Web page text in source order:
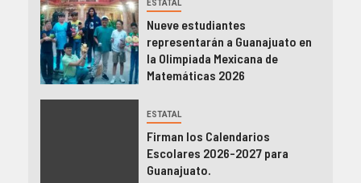
ESTATAL
Nueve estudiantes
representarán a Guanajuato en
la Olimpiada Mexicana de
Matemáticas 2026
ESTATAL
Firman los Calendarios
Escolares 2026-2027 para
Guanajuato.